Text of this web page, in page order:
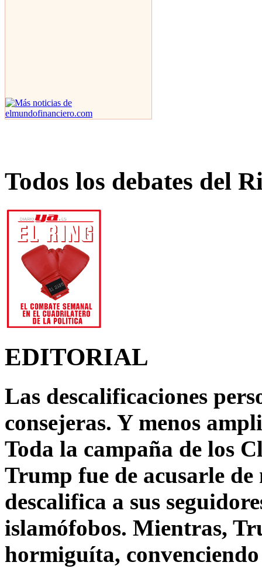
Todos los debates del
EDITORIAL
Las descalificaciones
consejeras. Y menos
Toda la campaña de los
Trump fue de acusarle
descalifica a sus
islamófobos. Mientras,
hormiguíta,